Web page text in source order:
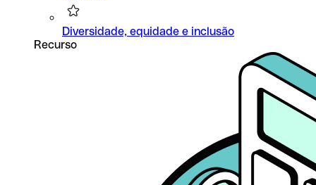
Diversidade, equidade e inclusão
Recurso